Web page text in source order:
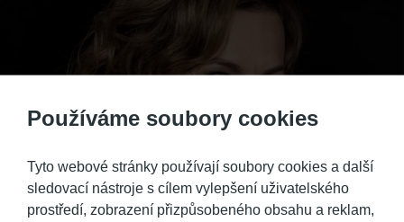
Používáme soubory cookies
Tyto webové stránky používají soubory cookies a další
sledovací nástroje s cílem vylepšení uživatelského
prostředí, zobrazení přizpůsobeného obsahu a reklam,